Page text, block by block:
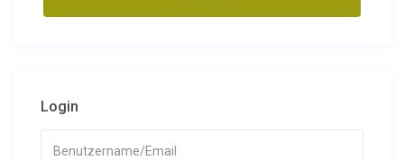
Login